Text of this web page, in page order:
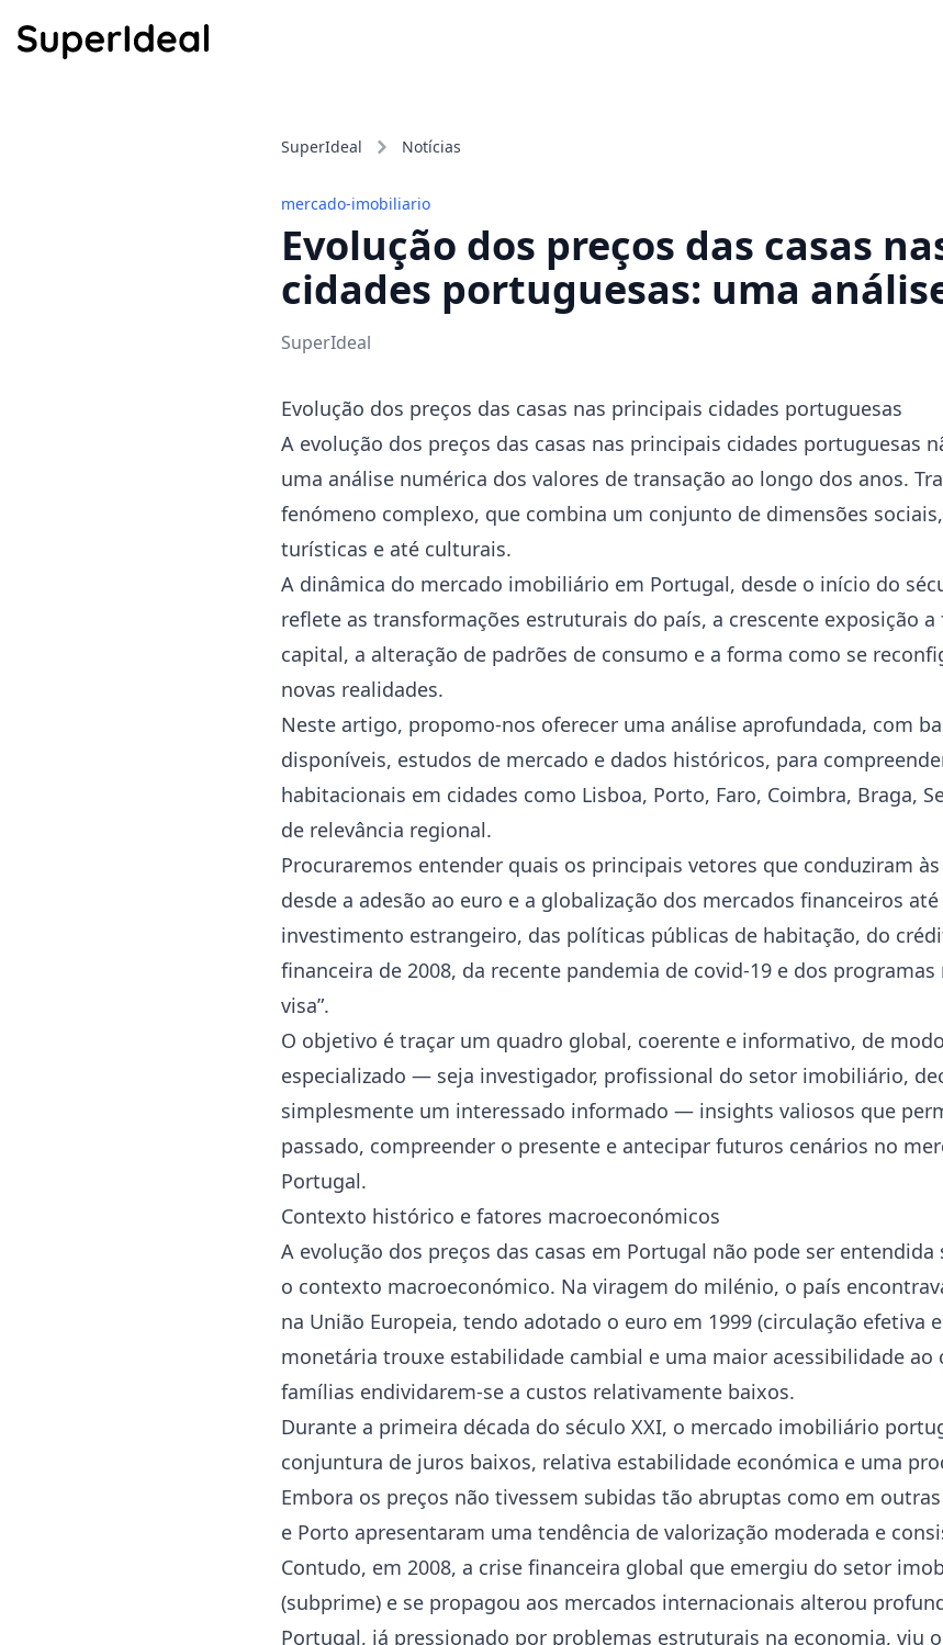
SuperIdeal Notícias
mercado-imobiliario
Evolução dos preços das casas
cidades portuguesas: uma
SuperIdeal
Evolução dos preços das casas nas principais cidades portuguesas
A evolução dos preços das casas nas principais cidades portuguesas
uma análise numérica dos valores de transação ao longo dos anos.
fenómeno complexo, que combina um conjunto de dimensões
turísticas e até culturais.
A dinâmica do mercado imobiliário em Portugal, desde o início do
reflete as transformações estruturais do país, a crescente exposição
capital, a alteração de padrões de consumo e a forma como se
novas realidades.
Neste artigo, propomo-nos oferecer uma análise aprofundada, com
disponíveis, estudos de mercado e dados históricos, para
habitacionais em cidades como Lisboa, Porto, Faro, Coimbra, Braga,
de relevância regional.
Procuraremos entender quais os principais vetores que conduziram
desde a adesão ao euro e a globalização dos mercados financeiros
investimento estrangeiro, das políticas públicas de habitação, do
financeira de 2008, da recente pandemia de covid-19 e dos
visa”.
O objetivo é traçar um quadro global, coerente e informativo, de
especializado — seja investigador, profissional do setor imobiliário,
simplesmente um interessado informado — insights valiosos que
passado, compreender o presente e antecipar futuros cenários no
Portugal.
Contexto histórico e fatores macroeconómicos
A evolução dos preços das casas em Portugal não pode ser
o contexto macroeconómico. Na viragem do milénio, o país
na União Europeia, tendo adotado o euro em 1999 (circulação efetiva
monetária trouxe estabilidade cambial e uma maior acessibilidade
famílias endividarem-se a custos relativamente baixos.
Durante a primeira década do século XXI, o mercado imobiliário
conjuntura de juros baixos, relativa estabilidade económica e uma
Embora os preços não tivessem subidas tão abruptas como em
e Porto apresentaram uma tendência de valorização moderada e
Contudo, em 2008, a crise financeira global que emergiu do setor
(subprime) e se propagou aos mercados internacionais alterou
Portugal, já pressionado por problemas estruturais na economia, viu